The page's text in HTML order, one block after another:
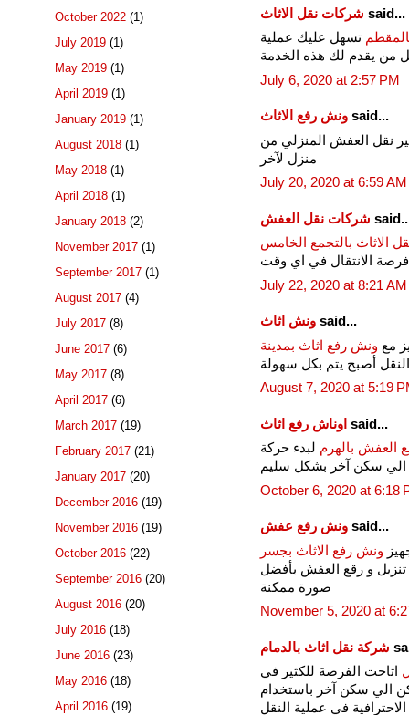
شركات نقل الاثاث said...
تسهل عليك عملية
من يقدم لك هذه الخدمة
July 6, 2020 at 2:57 PM
ونش رفع الاثاث said...
نقل العفش المنزلي من
منزل لآخر
July 20, 2020 at 6:59 AM
شركات نقل العفش
الاثاث بالتجمع الخامس
فرصة الانتقال في اي وقت
July 22, 2020 at 8:21 AM
ونش اثاث said...
مع ونش رفع اثاث بمدينة
أصبح يتم بكل سهولة
August 7, 2020 at 5:19
اوناش رفع اثاث said...
العفش بالهرم لبدء حركة
الي سكن آخر بشكل سليم
October 6, 2020 at 6:18
ونش رفع عفش said...
ونش رفع الاثاث بجسر
و رقع العفش بأفضل
صورة ممكنة
November 5, 2020 at
شركة نقل اثاث بالدمام
اتاحت الفرصة للكثير في
الي سكن آخر باستخدام
في عملية النقل
October 2022 (1)
July 2019 (1)
May 2019 (1)
April 2019 (1)
January 2019 (1)
August 2018 (1)
May 2018 (1)
April 2018 (1)
January 2018 (2)
November 2017 (1)
September 2017 (1)
August 2017 (4)
July 2017 (8)
June 2017 (6)
May 2017 (8)
April 2017 (6)
March 2017 (19)
February 2017 (21)
January 2017 (20)
December 2016 (19)
November 2016 (19)
October 2016 (22)
September 2016 (20)
August 2016 (20)
July 2016 (18)
June 2016 (23)
May 2016 (18)
April 2016 (19)